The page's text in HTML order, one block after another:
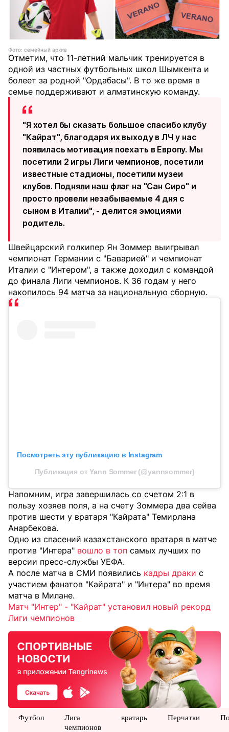
Фото: семейный архив
Отметим, что 11-летний мальчик тренируется в
одной из частных футбольных школ Шымкента и
болеет за родной "Ордабасы". В то же время в
семье поддерживают и алматинскую команду.
"Я хотел бы сказать большое спасибо клубу
"Кайрат", благодаря их выходу в ЛЧ у нас
появилась мотивация поехать в Европу. Мы
посетили 2 игры Лиги чемпионов, посетили
известные стадионы, посетили музеи
клубов. Подняли наш флаг на "Сан Сиро" и
просто провели незабываемые 4 дня с
сыном в Италии", - делится эмоциями
родитель.
Швейцарский голкипер Ян Зоммер выигрывал
чемпионат Германии с "Баварией" и чемпионат
Италии с "Интером", а также доходил с командой
до финала Лиги чемпионов. К 36 годам у него
накопилось 94 матча за национальную сборную.
Посмотреть эту публикацию в Instagram
Публикация от Yann Sommer (@yannsommer)
Напомним, игра завершилась со счетом 2:1 в
пользу хозяев поля, а на счету Зоммера два сейва
против шести у вратаря "Кайрата" Темирлана
Анарбекова.
Одно из спасений казахстанского вратаря в матче
против "Интера" вошло в топ самых лучших по
версии пресс-службы УЕФА.
А после матча в СМИ появились кадры драки с
участием фанатов "Кайрата" и "Интера" во время
матча в Милане.
Матч "Интер" - "Кайрат" установил новый рекорд
Лиги чемпионов
Футбол
Лига
чемпионов
вратарь Перчатки